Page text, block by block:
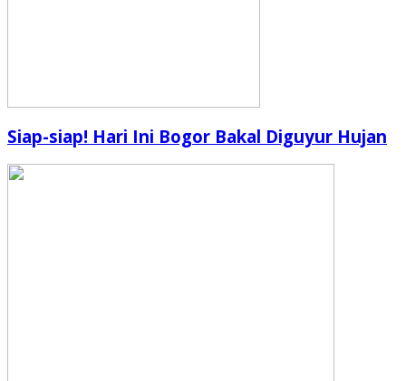
Siap-siap! Hari Ini Bogor Bakal Diguyur Hujan